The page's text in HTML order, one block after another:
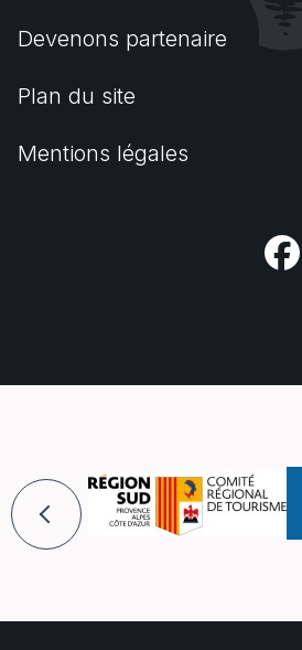
Devenons partenaire
Plan du site
Mentions légales